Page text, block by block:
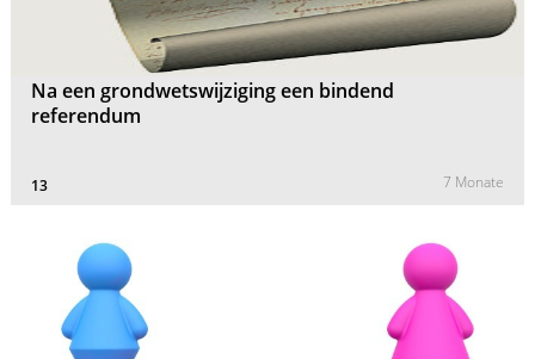
Na een grondwetswijziging een bindend
referendum
13 7 Monate